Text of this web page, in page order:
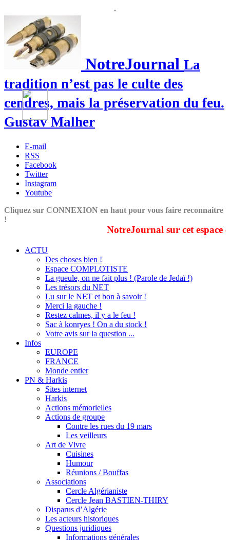
.
NotreJournal La
tradition n’est pas le culte des
cendres, mais la préservation du feu.
Gustav Malher
E-mail
RSS
Facebook
Twitter
Instagram
Youtube
Cliquez sur CONNEXION en haut pour vous faire reconnaitre
!
NotreJournal sur cet espace
ACTU
Des choses bien !
Espace COMPLOTISTE
La gueule, on ne fait plus ! (Parole de Jedaï !)
Les trésors du NET
Lu sur le NET et bon à savoir !
Merci la gauche !
Restez calmes, il y a le feu !
Sac à konryes ! On a du stock !
Votre avis sur la question ...
Infos
EUROPE
FRANCE
Monde entier
PN & Harkis
Sites internet
Harkis
Actions mémorielles
Actions de groupe
Contre les rues du 19 mars
Les veilleurs
Art de Vivre
Cuisines
Humour
Réunions / Bouffas
Associations
Cercle Algérianiste
Cercle Jean BASTIEN-THIRY
Disparus d’Algérie
Les acteurs historiques
Questions juridiques
Informations générales